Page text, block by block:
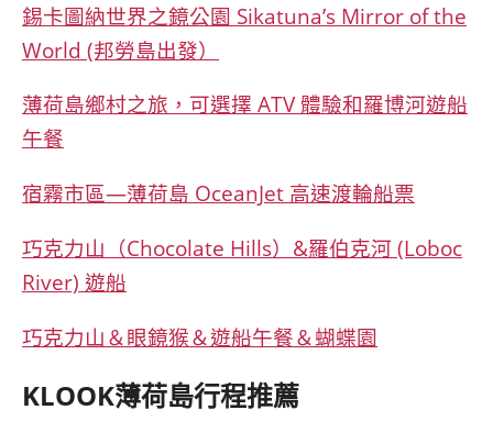
錫卡圖納世界之鏡公園 Sikatuna’s Mirror of the
World (邦勞島出發）
薄荷島鄉村之旅，可選擇 ATV 體驗和羅博河遊船
午餐
宿霧市區—薄荷島 OceanJet 高速渡輪船票
巧克力山（Chocolate Hills）&羅伯克河 (Loboc
River) 遊船
巧克力山＆眼鏡猴＆遊船午餐＆蝴蝶園
KLOOK薄荷島行程推薦